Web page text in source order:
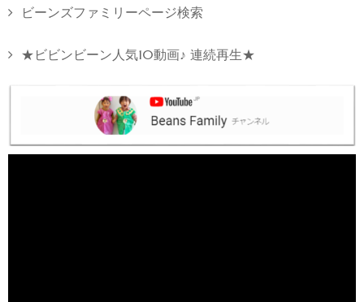
ビーンズファミリーページ検索
★ビビンビーン人気10動画♪ 連続再生★